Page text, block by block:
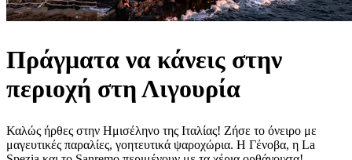
Πράγματα να κάνεις στην
περιοχή στη Λιγουρία
Καλώς ήρθες στην Ημισέληνο της Ιταλίας! Ζήσε το όνειρο με
μαγευτικές παραλίες, γοητευτικά ψαροχώρια. Η Γένοβα, η La